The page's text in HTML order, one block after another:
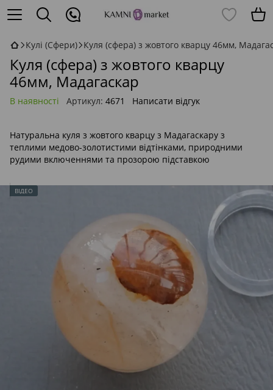
Кулі (Сфери) Куля (сфера) з жовтого кварцу 46мм,
Куля (сфера) з жовтого кварцу
46мм, Мадагаскар
В наявності Артикул: 4671 Написати відгук
Натуральна куля з жовтого кварцу з Мадагаскару з
теплими медово-золотистими відтінками, природними
рудими включеннями та прозорою підставкою
ВІДЕО